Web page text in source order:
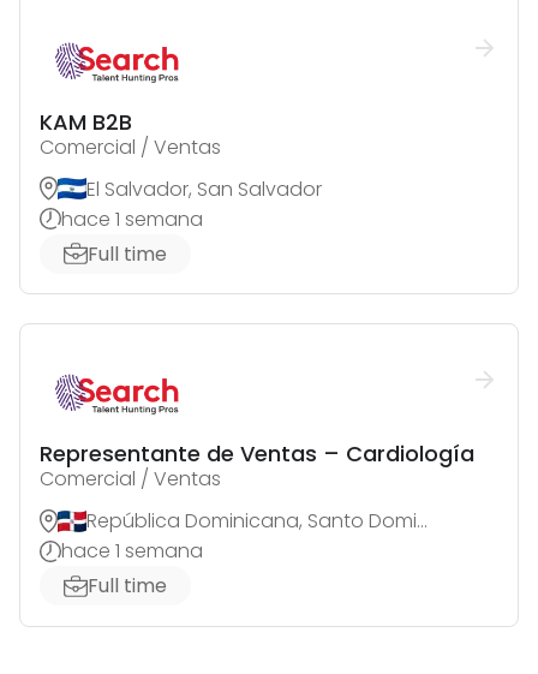
KAM B2B
Comercial / Ventas
El Salvador, San Salvador
hace 1 semana
Full time
Representante de Ventas – Cardiología
Comercial / Ventas
República Dominicana, Santo Domingo de Guzmán
hace 1 semana
Full time